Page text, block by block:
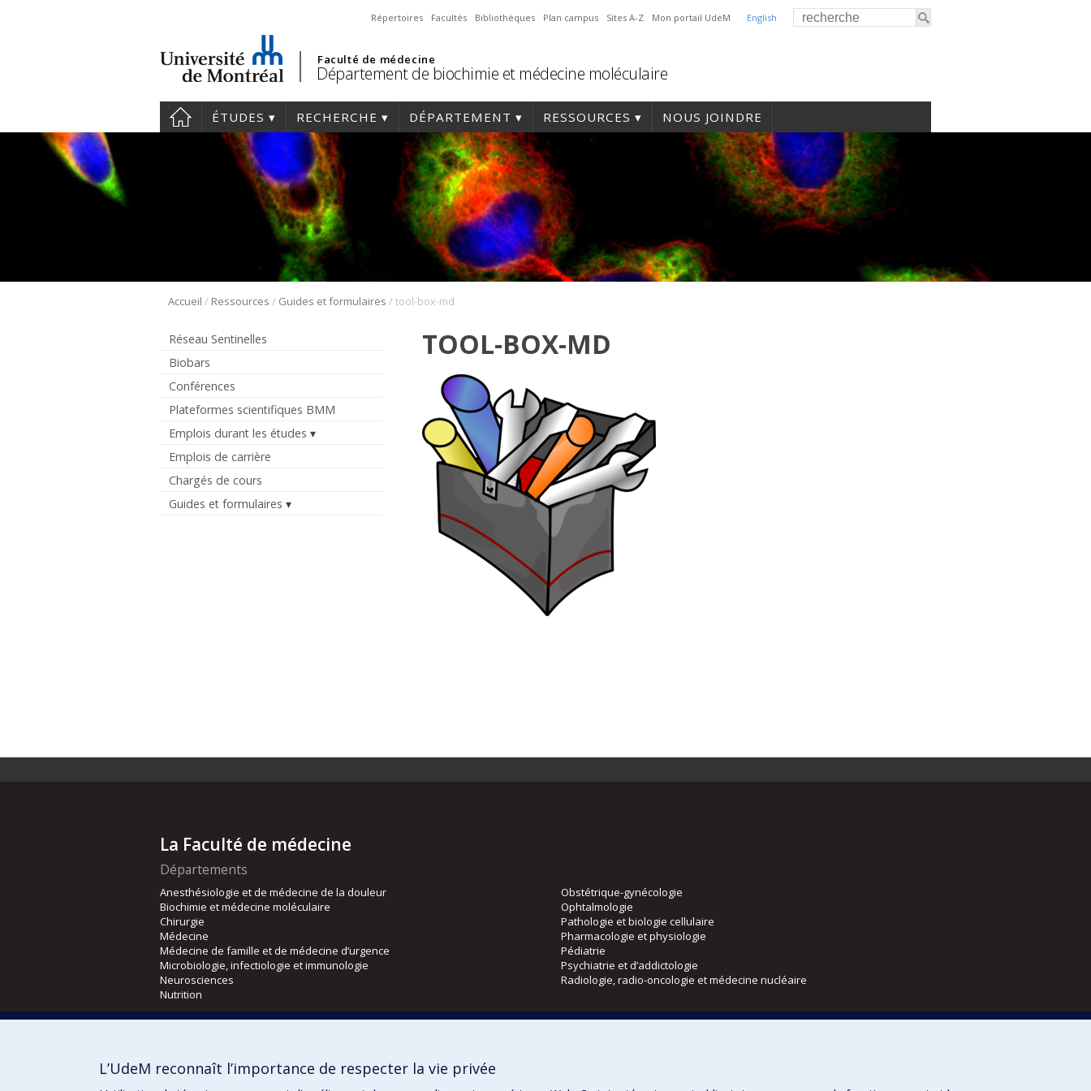
English
Répertoires Facultés Bibliothèques Plan campus Sites A-Z Mon portail UdeM
Faculté de médecine
Département de biochimie et médecine moléculaire
ÉTUDES RECHERCHE DÉPARTEMENT RESSOURCES NOUS JOINDRE
Accueil / Ressources / Guides et formulaires /tool-box-md
Réseau Sentinelles
Biobars
Conférences
Plateformes scientifiques BMM
Emplois durant les études
Emplois de carrière
Chargés de cours
Guides et formulaires
TOOL-BOX-MD
La Faculté de médecine
Départements
Anesthésiologie et de médecine de la douleur
Biochimie et médecine moléculaire
Chirurgie
Médecine
Médecine de famille et de médecine d’urgence
Microbiologie, infectiologie et immunologie
Neurosciences
Nutrition
Obstétrique-gynécologie
Ophtalmologie
Pathologie et biologie cellulaire
Pharmacologie et physiologie
Pédiatrie
Psychiatrie et d’addictologie
Radiologie, radio-oncologie et médecine nucléaire
Orthophonie et audiologie
L’UdeM reconnaît l’importance de respecter la vie privée